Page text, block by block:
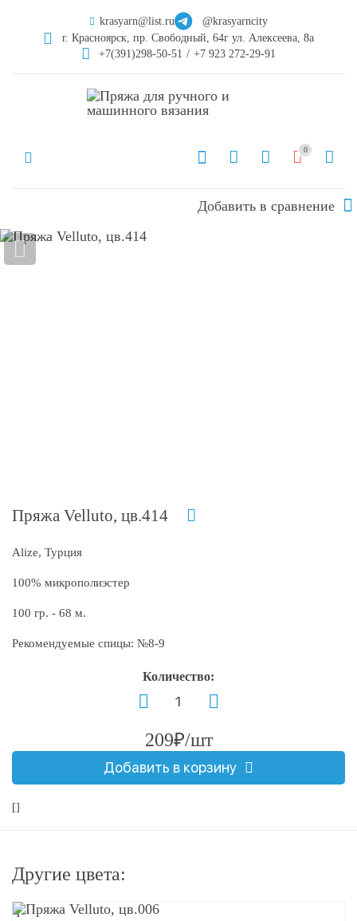
krasyarn@list.ru
@krasyarncity
г. Красноярск, пр. Свободный, 64г ул. Алексеева, 8а
+7(391)298-50-51 / +7 923 272-29-91
0
Добавить в сравнение
Пряжа Velluto, цв.414
Alize, Турция
100% микрополиэстер
100 гр. - 68 м.
Рекомендуемые спицы: №8-9
Количество:
209₽/шт
Добавить в корзину
[]
Другие цвета:
q